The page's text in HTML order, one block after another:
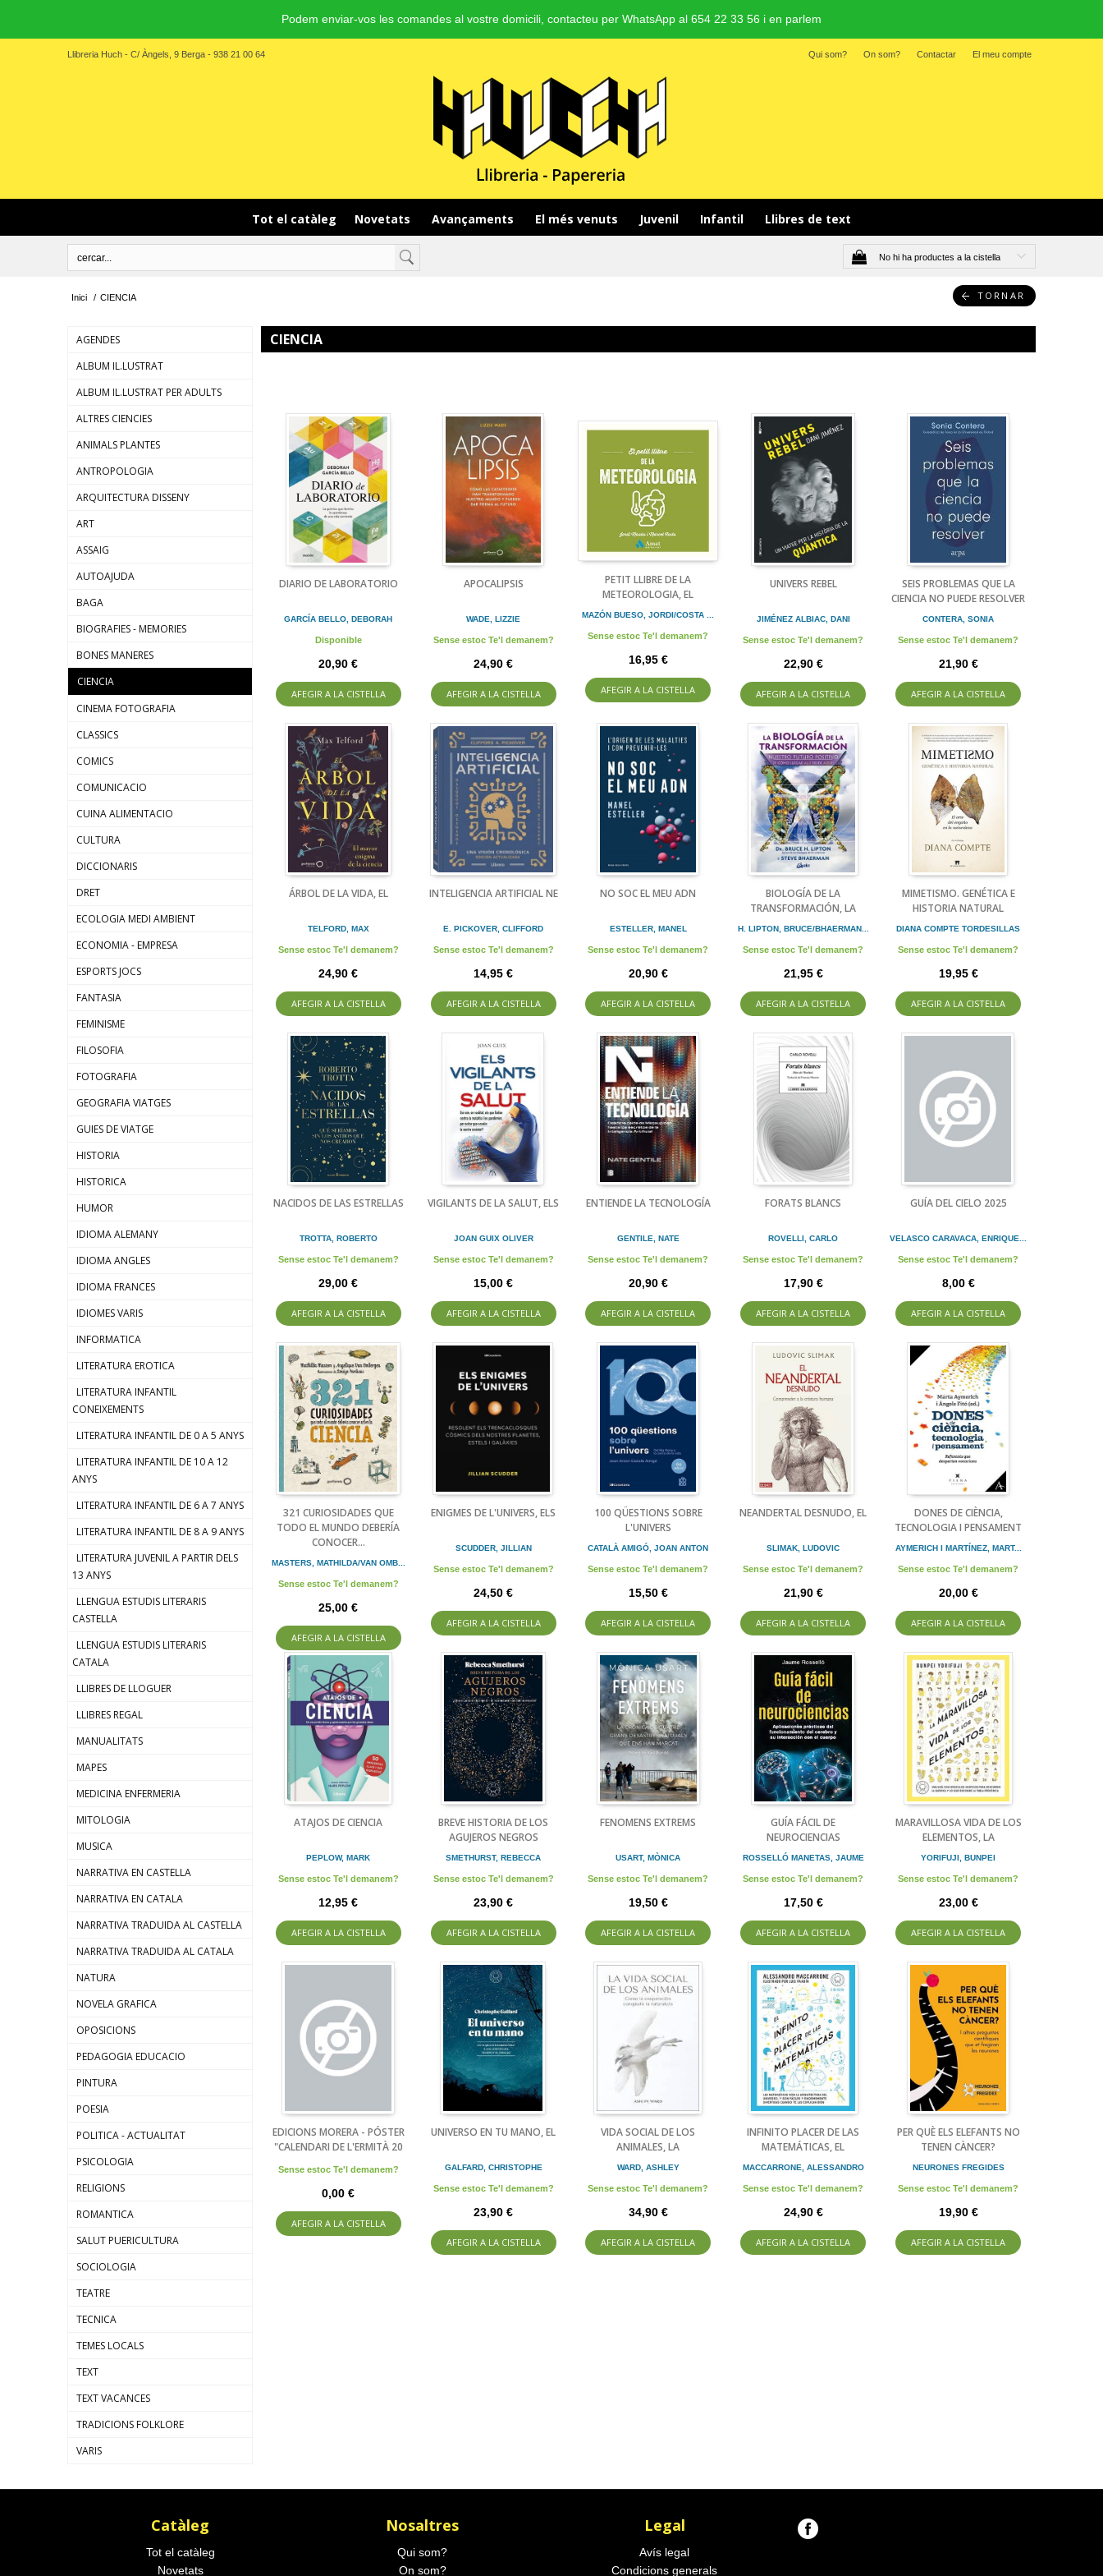
Podem enviar-vos les comandes al vostre domicili, contacteu per WhatsApp al 654 22 33 56 i en parlem
Llibreria Huch - C/ Àngels, 9 Berga - 938 21 00 64 Qui som? On som? Contactar El meu compte
Tot el catàleg Novetats Avançaments El més venuts Juvenil Infantil Llibres de text
No hi ha productes a la cistella
Inici / CIENCIA TORNAR
AGENDES
ALBUM IL.LUSTRAT
ALBUM IL.LUSTRAT PER ADULTS
ALTRES CIENCIES
ANIMALS PLANTES
ANTROPOLOGIA
ARQUITECTURA DISSENY
ART
ASSAIG
AUTOAJUDA
BAGA
BIOGRAFIES - MEMORIES
BONES MANERES
CIENCIA
CINEMA FOTOGRAFIA
CLASSICS
COMICS
COMUNICACIO
CUINA ALIMENTACIO
CULTURA
DICCIONARIS
DRET
ECOLOGIA MEDI AMBIENT
ECONOMIA - EMPRESA
ESPORTS JOCS
FANTASIA
FEMINISME
FILOSOFIA
FOTOGRAFIA
GEOGRAFIA VIATGES
GUIES DE VIATGE
HISTORIA
HISTORICA
HUMOR
IDIOMA ALEMANY
IDIOMA ANGLES
IDIOMA FRANCES
IDIOMES VARIS
INFORMATICA
LITERATURA EROTICA
LITERATURA INFANTIL
CONEIXEMENTS
LITERATURA INFANTIL DE 0 A 5 ANYS
LITERATURA INFANTIL DE 10 A 12
ANYS
LITERATURA INFANTIL DE 6 A 7 ANYS
LITERATURA INFANTIL DE 8 A 9 ANYS
LITERATURA JUVENIL A PARTIR DELS
13 ANYS
LLENGUA ESTUDIS LITERARIS
CASTELLA
LLENGUA ESTUDIS LITERARIS
CATALA
LLIBRES DE LLOGUER
LLIBRES REGAL
MANUALITATS
MAPES
MEDICINA ENFERMERIA
MITOLOGIA
MUSICA
NARRATIVA EN CASTELLA
NARRATIVA EN CATALA
NARRATIVA TRADUIDA AL CASTELLA
NARRATIVA TRADUIDA AL CATALA
NATURA
NOVELA GRAFICA
OPOSICIONS
PEDAGOGIA EDUCACIO
PINTURA
POESIA
POLITICA - ACTUALITAT
PSICOLOGIA
RELIGIONS
ROMANTICA
SALUT PUERICULTURA
SOCIOLOGIA
TEATRE
TECNICA
TEMES LOCALS
TEXT
TEXT VACANCES
TRADICIONS FOLKLORE
VARIS
CIENCIA
DIARIO DE LABORATORIO
GARCÍA BELLO, DEBORAH
Disponible
20,90 €
AFEGIR A LA CISTELLA
APOCALIPSIS
WADE, LIZZIE
Sense estoc Te'l demanem?
24,90 €
AFEGIR A LA CISTELLA
PETIT LLIBRE DE LA
METEOROLOGIA, EL
MAZÓN BUESO, JORDI/COSTA ...
Sense estoc Te'l demanem?
16,95 €
AFEGIR A LA CISTELLA
UNIVERS REBEL
JIMÉNEZ ALBIAC, DANI
Sense estoc Te'l demanem?
22,90 €
AFEGIR A LA CISTELLA
SEIS PROBLEMAS QUE LA
CIENCIA NO PUEDE RESOLVER
CONTERA, SONIA
Sense estoc Te'l demanem?
21,90 €
AFEGIR A LA CISTELLA
ÁRBOL DE LA VIDA, EL
TELFORD, MAX
Sense estoc Te'l demanem?
24,90 €
AFEGIR A LA CISTELLA
INTELIGENCIA ARTIFICIAL NE
E. PICKOVER, CLIFFORD
Sense estoc Te'l demanem?
14,95 €
AFEGIR A LA CISTELLA
NO SOC EL MEU ADN
ESTELLER, MANEL
Sense estoc Te'l demanem?
20,90 €
AFEGIR A LA CISTELLA
BIOLOGÍA DE LA
TRANSFORMACIÓN, LA
H. LIPTON, BRUCE/BHAERMAN...
Sense estoc Te'l demanem?
21,95 €
AFEGIR A LA CISTELLA
MIMETISMO. GENÉTICA E
HISTORIA NATURAL
DIANA COMPTE TORDESILLAS
Sense estoc Te'l demanem?
19,95 €
AFEGIR A LA CISTELLA
NACIDOS DE LAS ESTRELLAS
TROTTA, ROBERTO
Sense estoc Te'l demanem?
29,00 €
AFEGIR A LA CISTELLA
VIGILANTS DE LA SALUT, ELS
JOAN GUIX OLIVER
Sense estoc Te'l demanem?
15,00 €
AFEGIR A LA CISTELLA
ENTIENDE LA TECNOLOGÍA
GENTILE, NATE
Sense estoc Te'l demanem?
20,90 €
AFEGIR A LA CISTELLA
FORATS BLANCS
ROVELLI, CARLO
Sense estoc Te'l demanem?
17,90 €
AFEGIR A LA CISTELLA
GUÍA DEL CIELO 2025
VELASCO CARAVACA, ENRIQUE...
Sense estoc Te'l demanem?
8,00 €
AFEGIR A LA CISTELLA
321 CURIOSIDADES QUE
TODO EL MUNDO DEBERÍA
CONOCER...
MASTERS, MATHILDA/VAN OMB...
Sense estoc Te'l demanem?
25,00 €
AFEGIR A LA CISTELLA
ENIGMES DE L'UNIVERS, ELS
SCUDDER, JILLIAN
Sense estoc Te'l demanem?
24,50 €
AFEGIR A LA CISTELLA
100 QÜESTIONS SOBRE
L'UNIVERS
CATALÀ AMIGÓ, JOAN ANTON
Sense estoc Te'l demanem?
15,50 €
AFEGIR A LA CISTELLA
NEANDERTAL DESNUDO, EL
SLIMAK, LUDOVIC
Sense estoc Te'l demanem?
21,90 €
AFEGIR A LA CISTELLA
DONES DE CIÈNCIA,
TECNOLOGIA I PENSAMENT
AYMERICH I MARTÍNEZ, MART...
Sense estoc Te'l demanem?
20,00 €
AFEGIR A LA CISTELLA
ATAJOS DE CIENCIA
PEPLOW, MARK
Sense estoc Te'l demanem?
12,95 €
AFEGIR A LA CISTELLA
BREVE HISTORIA DE LOS
AGUJEROS NEGROS
SMETHURST, REBECCA
Sense estoc Te'l demanem?
23,90 €
AFEGIR A LA CISTELLA
FENOMENS EXTREMS
USART, MÒNICA
Sense estoc Te'l demanem?
19,50 €
AFEGIR A LA CISTELLA
GUÍA FÁCIL DE
NEUROCIENCIAS
ROSSELLÓ MANETAS, JAUME
Sense estoc Te'l demanem?
17,50 €
AFEGIR A LA CISTELLA
MARAVILLOSA VIDA DE LOS
ELEMENTOS, LA
YORIFUJI, BUNPEI
Sense estoc Te'l demanem?
23,00 €
AFEGIR A LA CISTELLA
EDICIONS MORERA - PÓSTER
"CALENDARI DE L'ERMITÀ 20
Sense estoc Te'l demanem?
0,00 €
AFEGIR A LA CISTELLA
UNIVERSO EN TU MANO, EL
GALFARD, CHRISTOPHE
Sense estoc Te'l demanem?
23,90 €
AFEGIR A LA CISTELLA
VIDA SOCIAL DE LOS
ANIMALES, LA
WARD, ASHLEY
Sense estoc Te'l demanem?
34,90 €
AFEGIR A LA CISTELLA
INFINITO PLACER DE LAS
MATEMÁTICAS, EL
MACCARRONE, ALESSANDRO
Sense estoc Te'l demanem?
24,90 €
AFEGIR A LA CISTELLA
PER QUÈ ELS ELEFANTS NO
TENEN CÀNCER?
NEURONES FREGIDES
Sense estoc Te'l demanem?
19,90 €
AFEGIR A LA CISTELLA
Catàleg
Tot el catàleg
Novetats
Nosaltres
Qui som?
On som?
Legal
Avís legal
Condicions generals